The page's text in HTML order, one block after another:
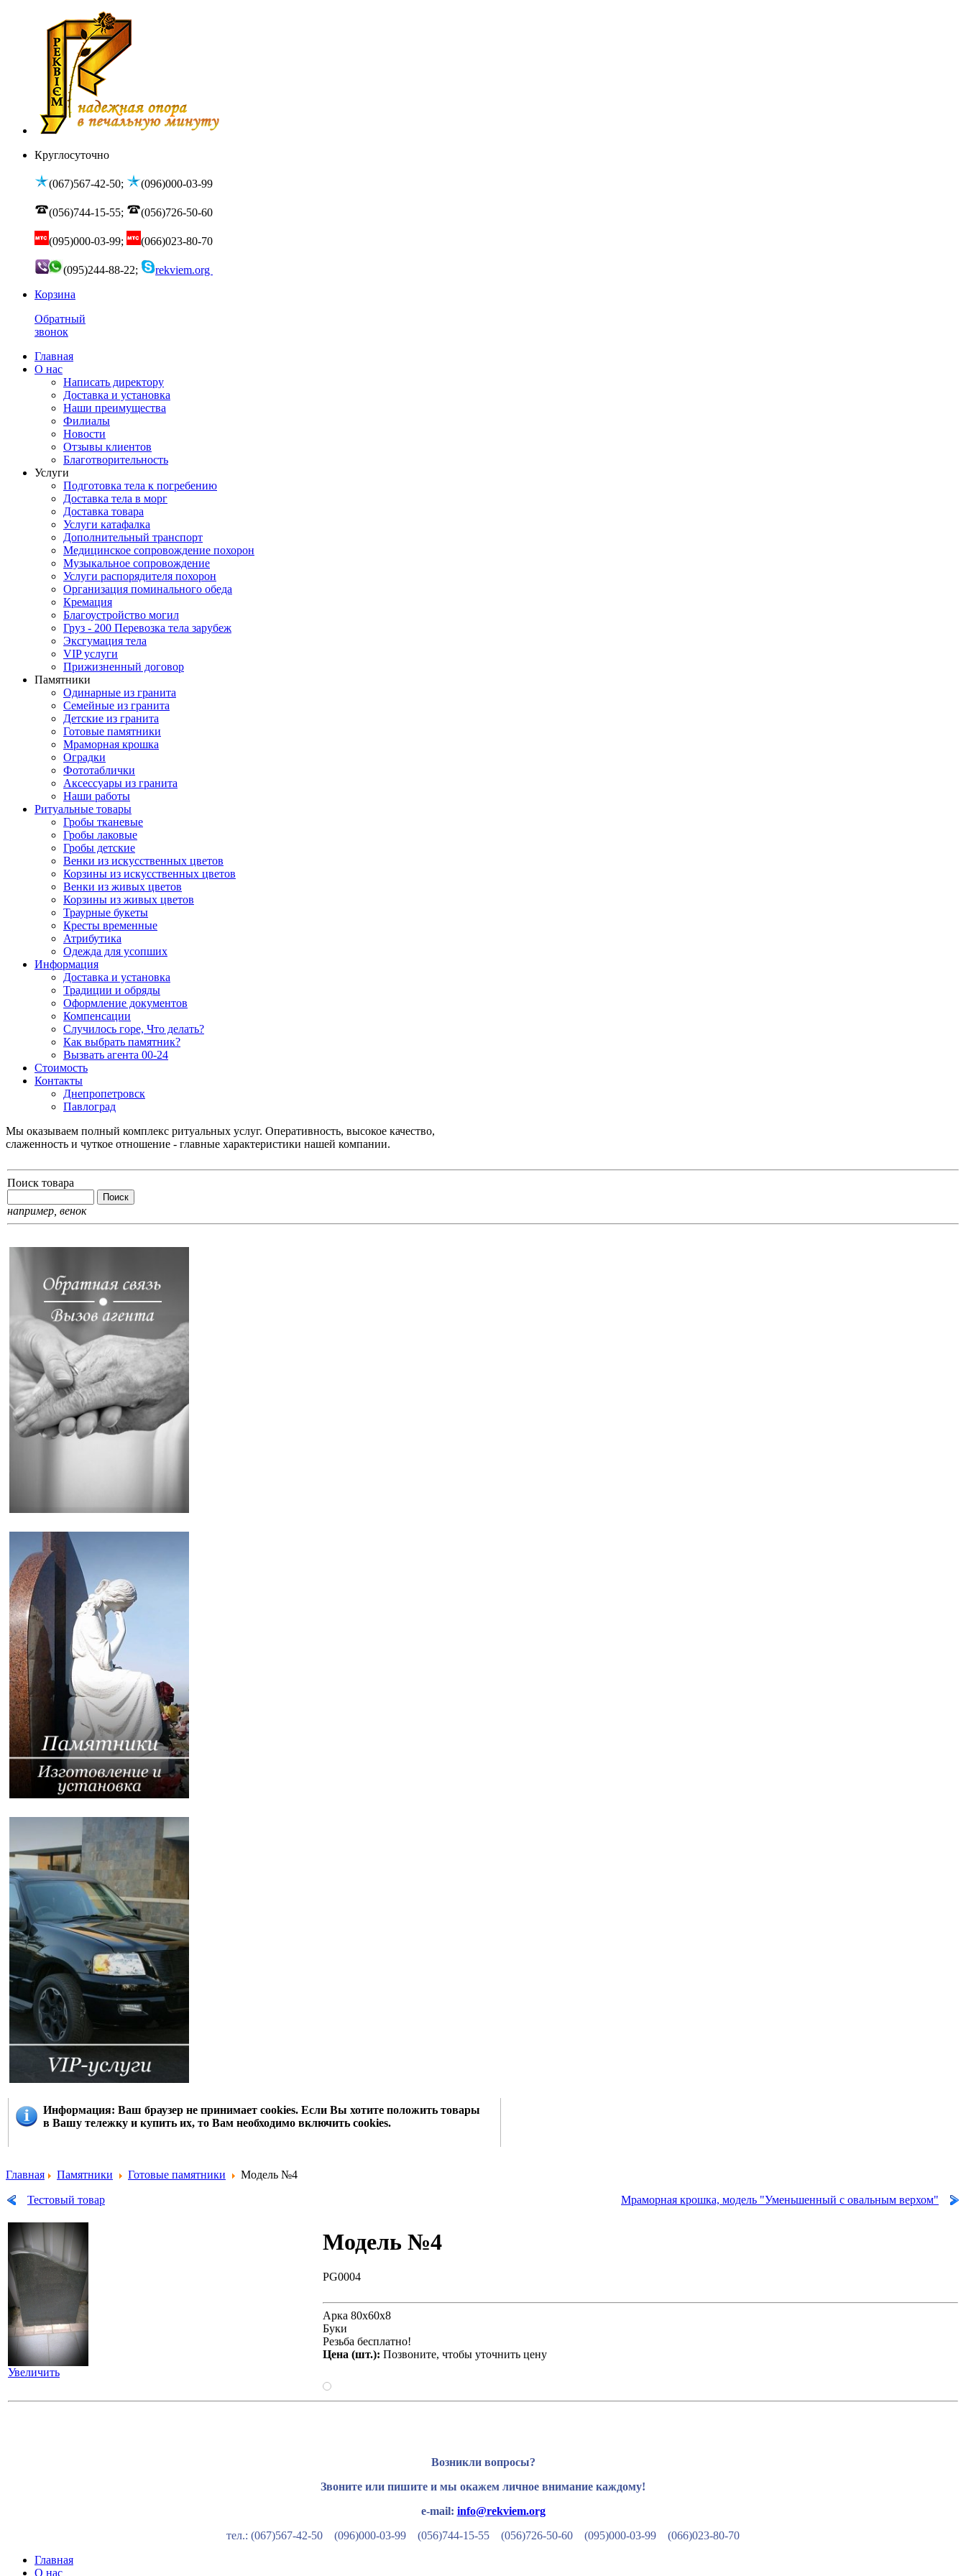
Круглосуточно
(067)567-42-50; (096)000-03-99
(056)744-15-55; (056)726-50-60
(095)000-03-99; (066)023-80-70
(095)244-88-22;
rekviem.org
Корзина
Обратный
звонок
Главная
О нас
Написать директору
Доставка и установка
Наши преимущества
Филиалы
Новости
Отзывы клиентов
Благотворительность
Услуги
Подготовка тела к погребению
Доставка тела в морг
Доставка товара
Услуги катафалка
Дополнительный транспорт
Медицинское сопровождение похорон
Музыкальное сопровождение
Услуги распорядителя похорон
Организация поминального обеда
Кремация
Благоустройство могил
Груз - 200 Перевозка тела зарубеж
Эксгумация тела
VIP услуги
Прижизненный договор
Памятники
Одинарные из гранита
Семейные из гранита
Детские из гранита
Готовые памятники
Мраморная крошка
Оградки
Фототаблички
Аксессуары из гранита
Наши работы
Ритуальные товары
Гробы тканевые
Гробы лаковые
Гробы детские
Венки из искусственных цветов
Корзины из искусственных цветов
Венки из живых цветов
Корзины из живых цветов
Траурные букеты
Кресты временные
Атрибутика
Одежда для усопших
Информация
Доставка и установка
Традиции и обряды
Оформление документов
Компенсации
Случилось горе, Что делать?
Как выбрать памятник?
Вызвать агента 00-24
Стоимость
Контакты
Днепропетровск
Павлоград
Мы оказываем полный комплекс ритуальных услуг. Оперативность, высокое качество,
слаженность и чуткое отношение - главные характеристики нашей компании.
Поиск товара
например, венок
Информация: Ваш браузер не принимает cookies. Если Вы хотите положить товары
в Вашу тележку и купить их, то Вам необходимо включить cookies.
Главная Памятники Готовые памятники Модель №4
Тестовый товар Мраморная крошка, модель "Уменьшенный с овальным верхом"
Увеличить
Модель №4
PG0004
Арка 80х60х8
Буки
Резьба бесплатно!
Цена (шт.): Позвоните, чтобы уточнить цену
Возникли вопросы?
Звоните или пишите и мы окажем личное внимание каждому!
e-mail: info@rekviem.org
тел.: (067)567-42-50 (096)000-03-99
(056)744-15-55 (056)726-50-60 (095)000-03-99
(066)023-80-70
Главная
О нас